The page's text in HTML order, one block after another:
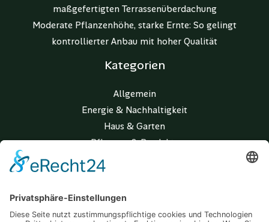
maßgefertigten Terrassenüberdachung
Moderate Pflanzenhöhe, starke Ernte: So gelingt
kontrollierter Anbau mit hoher Qualität
Kategorien
Allgemein
Energie & Nachhaltigkeit
Haus & Garten
Pflanzen & Produkte
Wohnen & Lifestyle